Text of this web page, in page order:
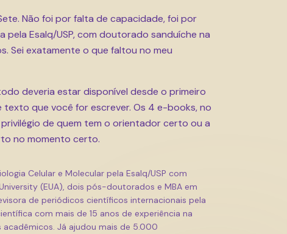
Não foi por falta de capacidade, foi por
Esalq/USP, com doutorado sanduíche na
Sei exatamente o que faltou no meu
deveria estar disponível desde o primeiro
que você for escrever. Os 4 e-books, no
de quem tem o orientador certo ou a
no momento certo.
Celular e Molecular pela Esalq/USP com
(EUA), dois pós-doutorados e MBA em
de periódicos científicos internacionais pela
com mais de 15 anos de experiência na
Já ajudou mais de 5.000